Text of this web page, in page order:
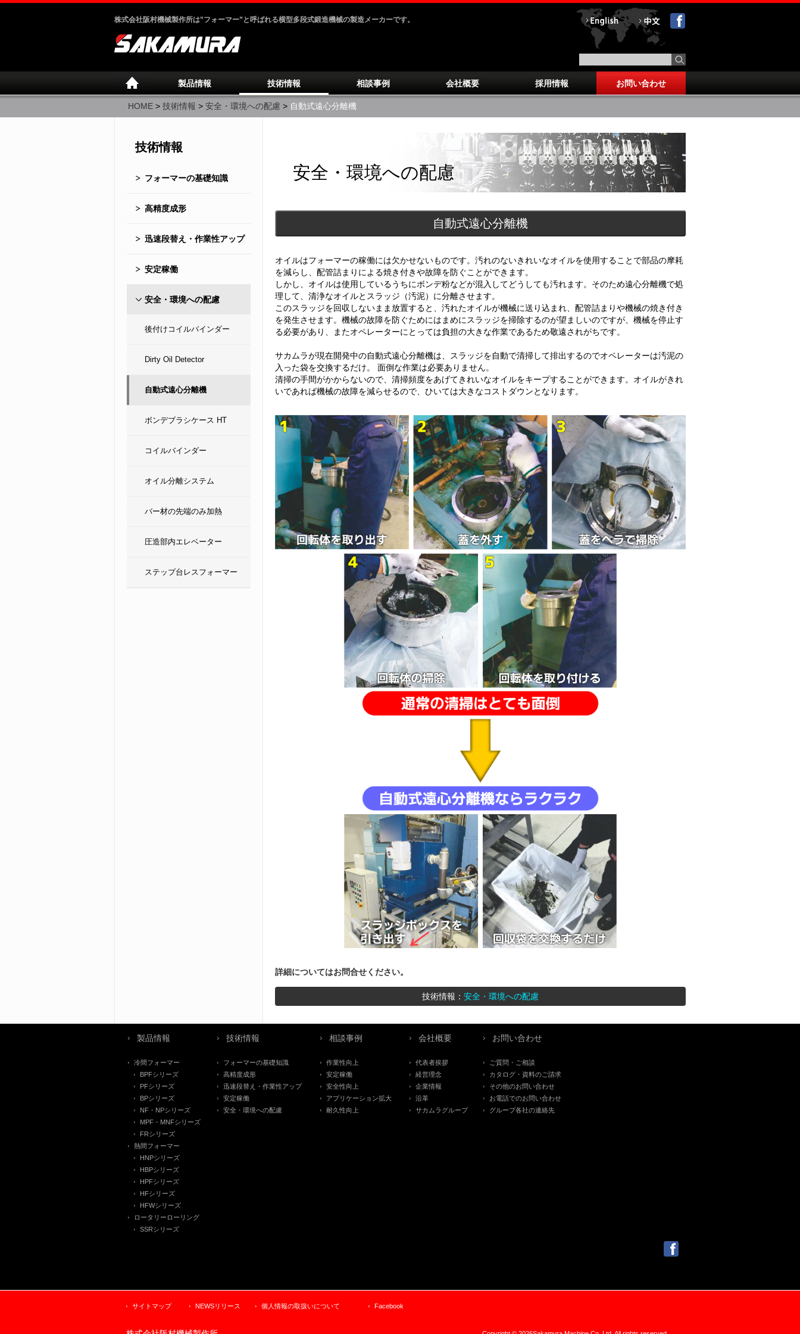
株式会社阪村機械製作所は”フォーマー”と呼ばれる横型多段式鍛造機械の製造メーカーです。
製品情報 技術情報 相談事例 会社概要 採用情報 お問い合わせ
HOME > 技術情報 > 安全・環境への配慮 > 自動式遠心分離機
安全・環境への配慮
自動式遠心分離機
オイルはフォーマーの稼働には欠かせないものです。汚れのないきれいなオイルを使用することで部品の摩耗
を減らし、配管詰まりによる焼き付きや故障を防ぐことができます。
しかし、オイルは使用しているうちにボンデ粉などが混入してどうしても汚れます。そのため遠心分離機で処
理して、清浄なオイルとスラッジ（汚泥）に分離させます。
このスラッジを回収しないまま放置すると、汚れたオイルが機械に送り込まれ、配管詰まりや機械の焼き付き
を発生させます。機械の故障を防ぐためにはまめにスラッジを掃除するのが望ましいのですが、機械を停止す
る必要があり、またオペレーターにとっては負担の大きな作業であるため敬遠されがちです。
サカムラが現在開発中の自動式遠心分離機は、スラッジを自動で清掃して排出するのでオペレーターは汚泥の
入った袋を交換するだけ。 面倒な作業は必要ありません。
清掃の手間がかからないので、清掃頻度をあげてきれいなオイルをキープすることができます。オイルがきれ
いであれば機械の故障を減らせるので、ひいては大きなコストダウンとなります。
詳細についてはお問合せください。
技術情報： 安全・環境への配慮
技術情報
フォーマーの基礎知識
高精度成形
迅速段替え・作業性アップ
安定稼働
安全・環境への配慮
後付けコイルバインダー
Dirty Oil Detector
自動式遠心分離機
ボンデブラシケース HT
コイルバインダー
オイル分離システム
バー材の先端のみ加熱
圧造部内エレベーター
ステップ台レスフォーマー
製品情報
冷間フォーマー
BPFシリーズ
PFシリーズ
BPシリーズ
NF・NPシリーズ
MPF・MNFシリーズ
FRシリーズ
熱間フォーマー
HNPシリーズ
HBPシリーズ
HPFシリーズ
HFシリーズ
HFWシリーズ
ロータリーローリング
SSRシリーズ
技術情報
フォーマーの基礎知識
高精度成形
迅速段替え・作業性アップ
安定稼働
安全・環境への配慮
相談事例
作業性向上
安定稼働
安全性向上
アプリケーション拡大
耐久性向上
会社概要
代表者挨拶
経営理念
企業情報
沿革
サカムラグループ
お問い合わせ
ご質問・ご相談
カタログ・資料のご請求
その他のお問い合わせ
お電話でのお問い合わせ
グループ各社の連絡先
サイトマップ NEWSリリース 個人情報の取扱いについて Facebook